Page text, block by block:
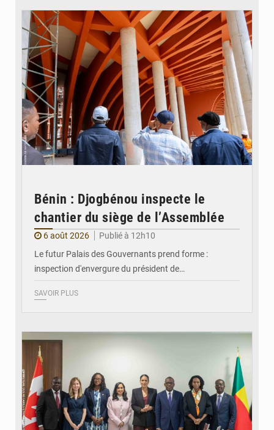
Bénin : Djogbénou inspecte le
chantier du siège de l’Assemblée
6 août 2026
Publié à 12h10
Le futur Palais des Gouvernants prend forme :
inspection d'envergure du président de…
SAVOIR PLUS